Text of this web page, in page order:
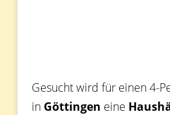
Gesucht wird für einen 4-
in Göttingen eine